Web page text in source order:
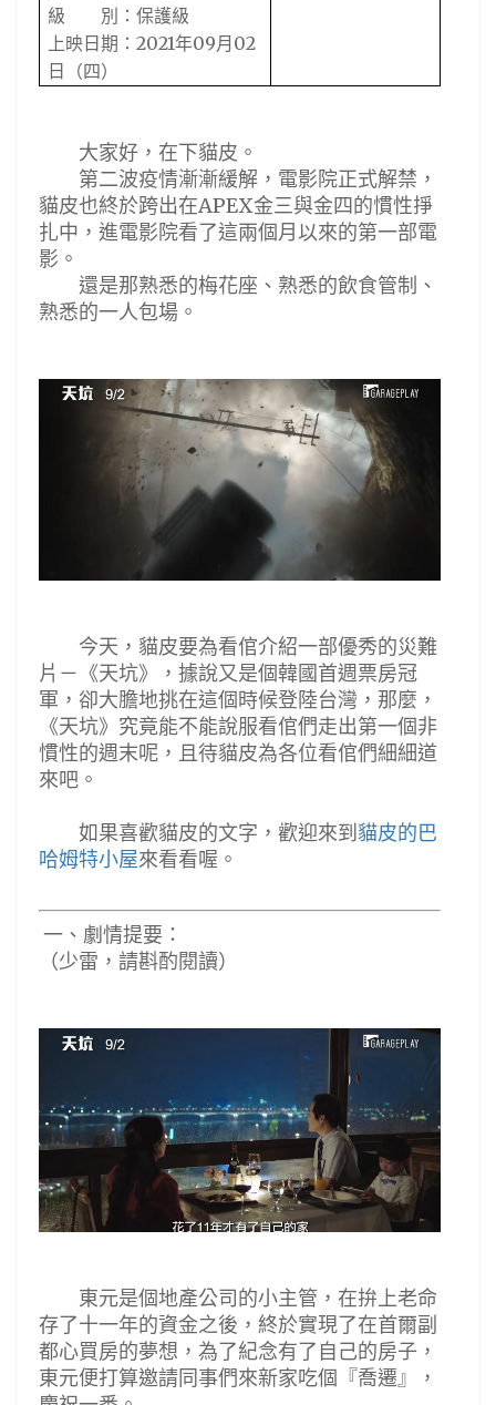
級 別：保護級
上映日期：2021年09月 02
日 （四）
大家好，在下貓皮。
第二波疫情漸漸緩解，電影院正式解禁，
貓皮也終於跨出在APEX金三與金四的慣性掙
扎中，進電影院看了這兩個月以來的第一部電
影。
還是那熟悉的梅花座、熟悉的飲食管制、
熟悉的一人包場 。
今天，貓皮要為看倌介紹一部優秀的災難
片 －《天坑》
，據說又是個韓國首週票房冠
軍，卻大膽地挑在這個時候登陸台灣，那麼，
《天坑》 究竟能不能說服看倌們走出第一個非
慣性的週末呢，且待貓皮為各位看倌們細細道
來吧。
如果喜歡貓皮的文字，歡迎來到 貓皮的巴
哈姆特小屋來看看喔。
一、劇情提要：
（少雷，請斟酌閱讀）
東元是個地產公司的小主管，在拚上老命
存了十一年的資金之後，終於實現了在首爾副
都心買房的夢想，為了紀念有了自己的房子，
東元便打算邀請同事們來新家吃個 『 喬遷』
，